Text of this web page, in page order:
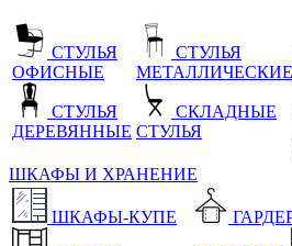
СТУЛЬЯ
ОФИСНЫЕ
СТУЛЬЯ
ДЕРЕВЯННЫЕ
СТУЛЬЯ
МЕТАЛЛИЧЕСКИЕ
СКЛАДНЫЕ
СТУЛЬЯ
ШКАФЫ И ХРАНЕНИЕ
ШКАФЫ-КУПЕ